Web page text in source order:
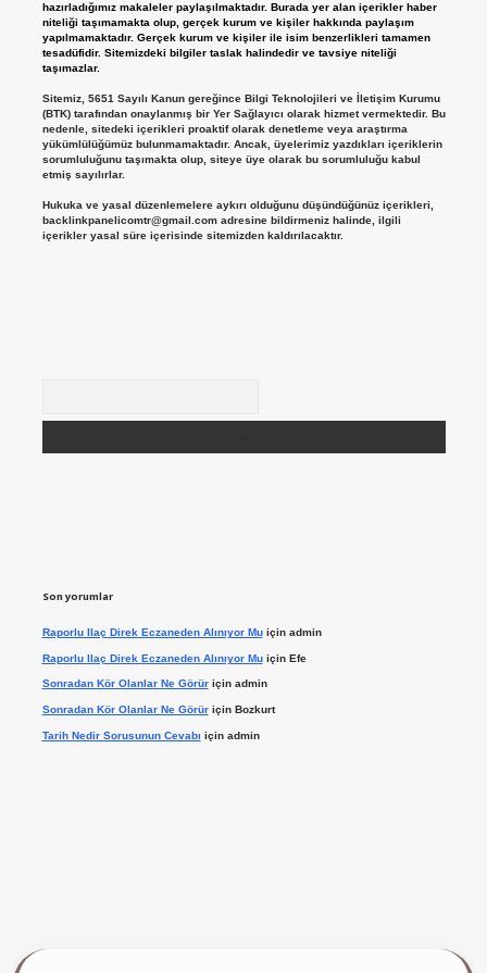
hazırladığımız makaleler paylaşılmaktadır. Burada yer alan içerikler haber
niteliği taşımamakta olup, gerçek kurum ve kişiler hakkında paylaşım
yapılmamaktadır. Gerçek kurum ve kişiler ile isim benzerlikleri tamamen
tesadüfidir. Sitemizdeki bilgiler taslak halindedir ve tavsiye niteliği
taşımazlar.
Sitemiz, 5651 Sayılı Kanun gereğince Bilgi Teknolojileri ve İletişim Kurumu
(BTK) tarafından onaylanmış bir Yer Sağlayıcı olarak hizmet vermektedir. Bu
nedenle, sitedeki içerikleri proaktif olarak denetleme veya araştırma
yükümlülüğümüz bulunmamaktadır. Ancak, üyelerimiz yazdıkları içeriklerin
sorumluluğunu taşımakta olup, siteye üye olarak bu sorumluluğu kabul
etmiş sayılırlar.
Hukuka ve yasal düzenlemelere aykırı olduğunu düşündüğünüz içerikleri,
backlinkpanelicomtr@gmail.comadresine bildirmeniz halinde, ilgili
içerikler yasal süre içerisinde sitemizden kaldırılacaktır.
Son yorumlar
Raporlu Ilaç Direk Eczaneden Alınıyor Muiçin admin
Raporlu Ilaç Direk Eczaneden Alınıyor Muiçin Efe
Sonradan Kör Olanlar Ne Görüriçin admin
Sonradan Kör Olanlar Ne Görüriçin Bozkurt
Tarih Nedir Sorusunun Cevabı için admin